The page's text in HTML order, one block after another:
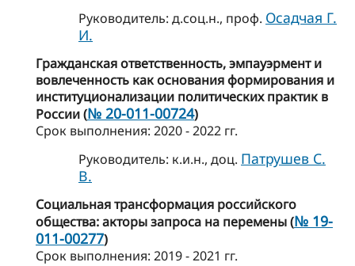
Руководитель: д.соц.н., проф. Осадчая Г.
И.
Гражданская ответственность, эмпауэрмент и
вовлеченность как основания формирования и
институционализации политических практик в
России (№ 20-011-00724)
Cрок выполнения: 2020 - 2022 гг.
Руководитель: к.и.н., доц. Патрушев С.
В.
Социальная трансформация российского
общества: акторы запроса на перемены (№ 19-
011-00277)
Cрок выполнения: 2019 - 2021 гг.